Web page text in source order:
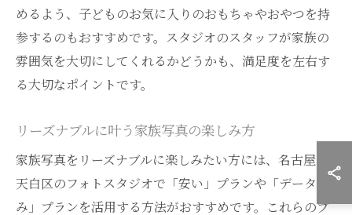
めるよう、子どものお気に入りのおもちゃやおやつを持
参するのもおすすめです。スタジオのスタッフが家族の
雰囲気を大切にしてくれるかどうかも、満足度を左右す
る大切なポイントです。
リーズナブルに叶う家族写真の楽しみ方
家族写真をリーズナブルに楽しみたい方には、名古屋市
天白区のフォトスタジオで「安い」プランや「データの
み」プランを活用する方法がおすすめです。これらのプ